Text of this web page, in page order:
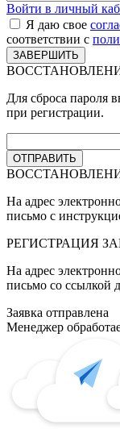
Войти в личный
Я даю свое
соответствии с
Для сброса пароля
при регистрации.
На адрес
письмо с
РЕГИСТРАЦИЯ
На адрес
письмо со ссылкой
Заявка отправлена
Менеджер